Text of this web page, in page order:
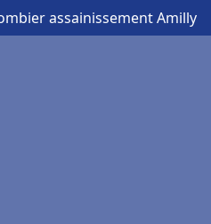
assainissement Amilly